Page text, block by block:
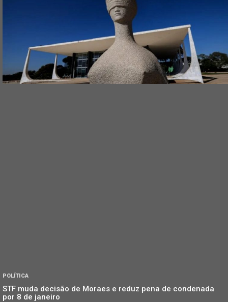
POLÍTICA
STF muda decisão de Moraes e reduz pena de condenada
por 8 de janeiro